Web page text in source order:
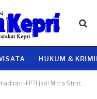
HUKUM &
jadi Mitra Strategis Pemerintah